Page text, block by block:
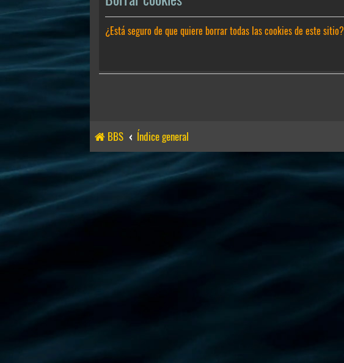
¿Está seguro de que quiere borrar todas las cookies de este sitio?
BBS Índice general